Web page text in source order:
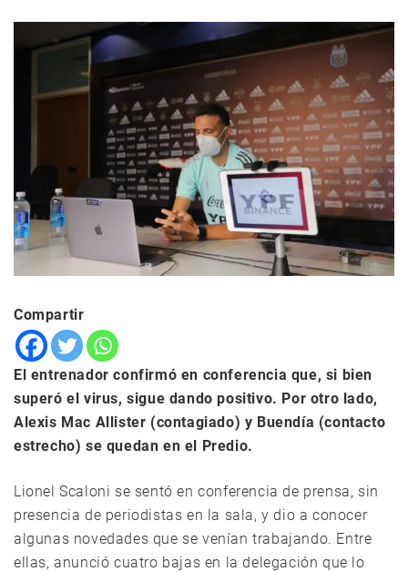
Compartir
El entrenador confirmó en conferencia que, si bien
superó el virus, sigue dando positivo. Por otro lado,
Alexis Mac Allister (contagiado) y Buendía (contacto
estrecho) se quedan en el Predio.
Lionel Scaloni se sentó en conferencia de prensa, sin
presencia de periodistas en la sala, y dio a conocer
algunas novedades que se venían trabajando. Entre
ellas, anunció cuatro bajas en la delegación que lo